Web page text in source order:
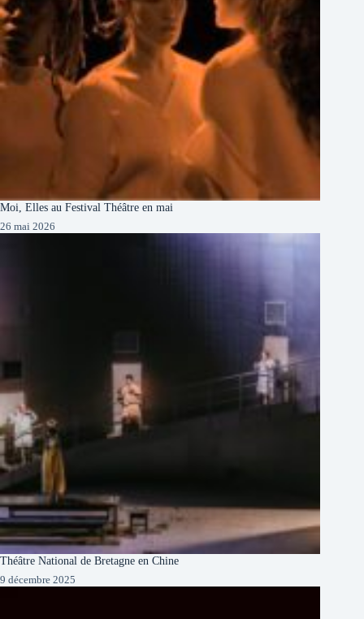
Moi, Elles au Festival Théâtre en mai
26 mai 2026
Théâtre National de Bretagne en Chine
9 décembre 2025